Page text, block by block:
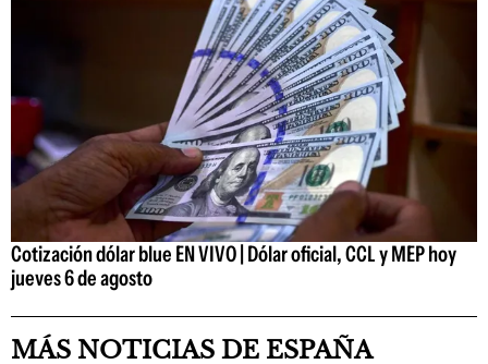
Cotización dólar blue EN VIVO | Dólar oficial, CCL y MEP hoy
jueves 6 de agosto
MÁS NOTICIAS DE ESPAÑA